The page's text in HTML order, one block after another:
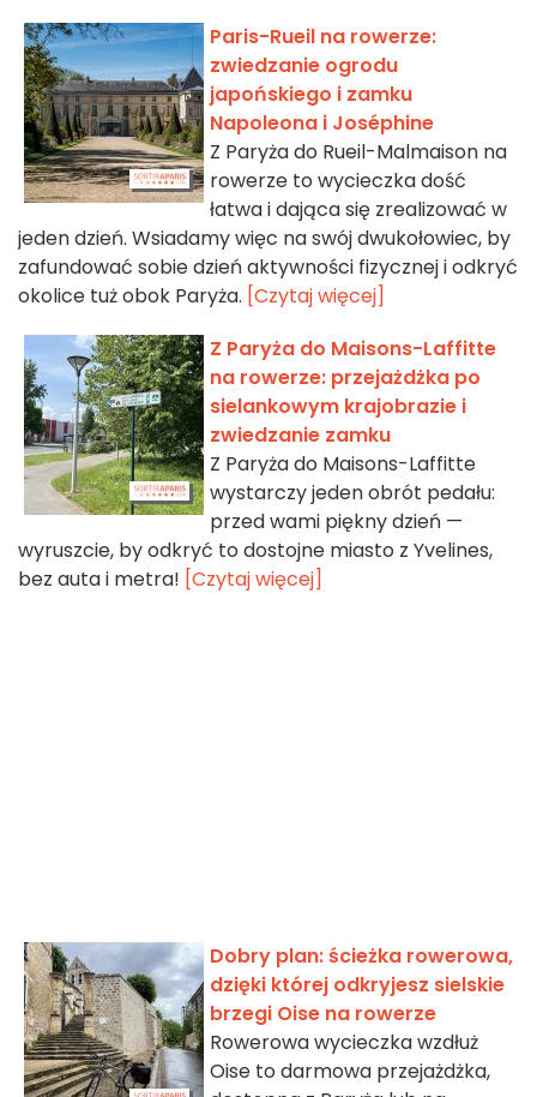
Paris-Rueil na rowerze:
zwiedzanie ogrodu
japońskiego i zamku
Napoleona i Joséphine
Z Paryża do Rueil-Malmaison na
rowerze to wycieczka dość
łatwa i dająca się zrealizować w
jeden dzień. Wsiadamy więc na swój dwukołowiec, by
zafundować sobie dzień aktywności fizycznej i odkryć
okolice tuż obok Paryża. [Czytaj więcej]
Z Paryża do Maisons-Laffitte
na rowerze: przejażdżka po
sielankowym krajobrazie i
zwiedzanie zamku
Z Paryża do Maisons-Laffitte
wystarczy jeden obrót pedału:
przed wami piękny dzień —
wyruszcie, by odkryć to dostojne miasto z Yvelines,
bez auta i metra! [Czytaj więcej]
Dobry plan: ścieżka rowerowa,
dzięki której odkryjesz sielskie
brzegi Oise na rowerze
Rowerowa wycieczka wzdłuż
Oise to darmowa przejażdżka,